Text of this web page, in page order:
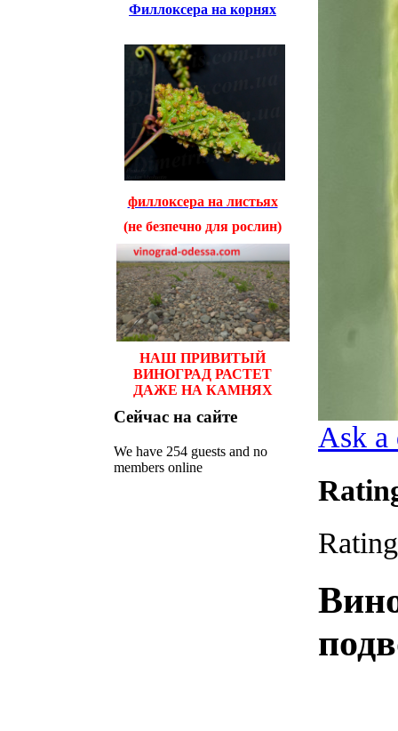
Филлоксера на корнях
филлоксера на листьях
(не безпечно для рослин)
НАШ ПРИВИТЫЙ
ВИНОГРАД РАСТЕТ
ДАЖЕ НА КАМНЯХ
Сейчас на сайте
We have 254 guests and no
members online
Ask a